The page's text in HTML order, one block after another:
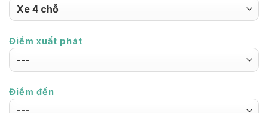
Điểm xuất phát
Điểm đến